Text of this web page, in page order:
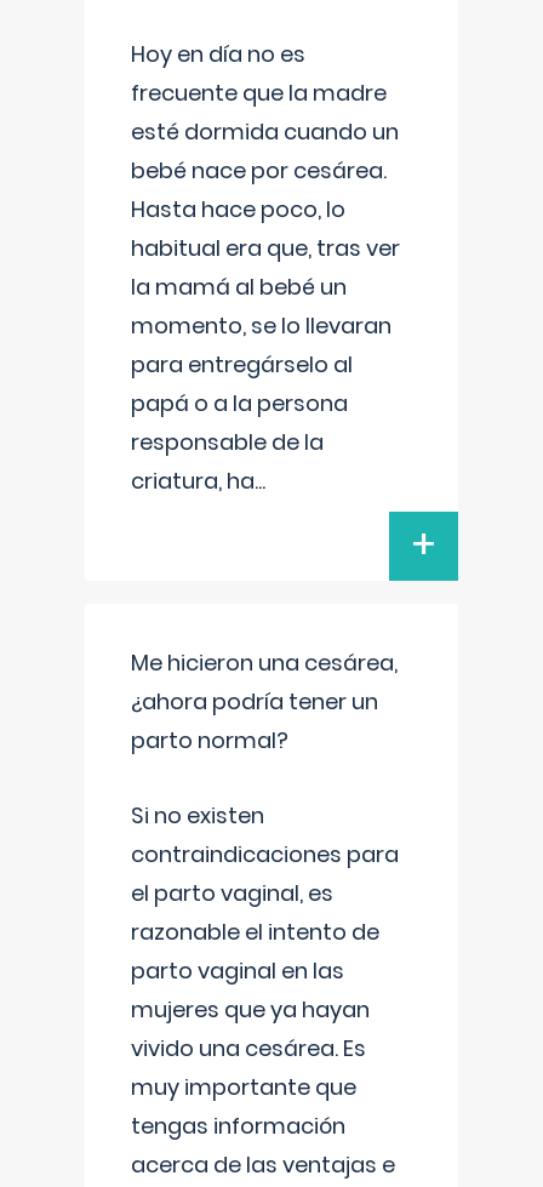
Hoy en día no es
frecuente que la madre
esté dormida cuando un
bebé nace por cesárea.
Hasta hace poco, lo
habitual era que, tras ver
la mamá al bebé un
momento, se lo llevaran
para entregárselo al
papá o a la persona
responsable de la
criatura, ha...
+
Me hicieron una cesárea,
¿ahora podría tener un
parto normal?
Si no existen
contraindicaciones para
el parto vaginal, es
razonable el intento de
parto vaginal en las
mujeres que ya hayan
vivido una cesárea. Es
muy importante que
tengas información
acerca de las ventajas e